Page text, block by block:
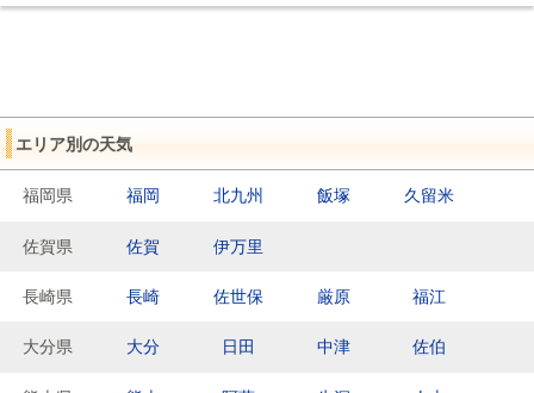
エリア別の天気
福岡県 福岡 北九州 飯塚 久留米
佐賀県 佐賀 伊万里
長崎県 長崎 佐世保 厳原 福江
大分県 大分 日田 中津 佐伯